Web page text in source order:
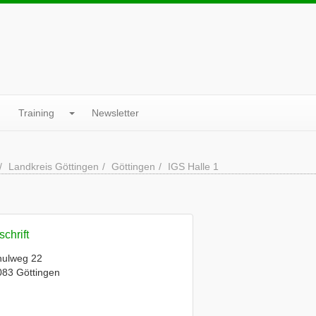
Training Newsletter
Landkreis Göttingen Göttingen IGS Halle 1
22
Göttingen